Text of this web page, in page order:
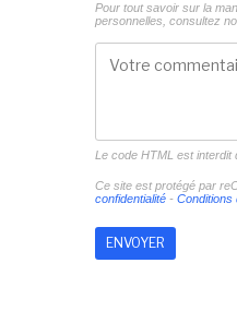
Pour tout savoir sur la
personnelles, consultez
Le code HTML est interdit
Ce site est protégé par
confidentialité- Conditions